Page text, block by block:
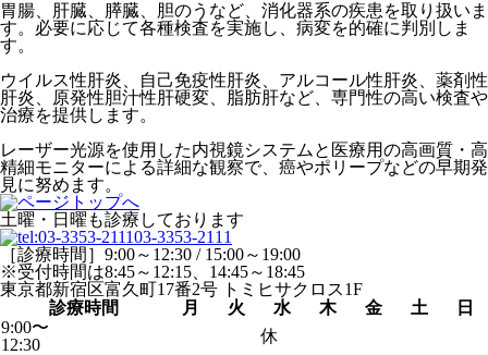
胃腸、肝臓、膵臓、胆のうなど、消化器系の疾患を取り扱いま
す。必要に応じて各種検査を実施し、病変を的確に判別しま
す。
ウイルス性肝炎、自己免疫性肝炎、アルコール性肝炎、薬剤性
肝炎、原発性胆汁性肝硬変、脂肪肝など、専門性の高い検査や
治療を提供します。
レーザー光源を使用した内視鏡システムと医療用の高画質・高
精細モニターによる詳細な観察で、癌やポリープなどの早期発
見に努めます。
土曜・日曜も診療しております
03-3353-2111
［診療時間］9:00～12:30 / 15:00～19:00
※受付時間は8:45～12:15、14:45～18:45
東京都新宿区富久町17番2号 トミヒサクロス1F
診療時間
月 火 水 木 金 土
日
9:00〜
12:30
休